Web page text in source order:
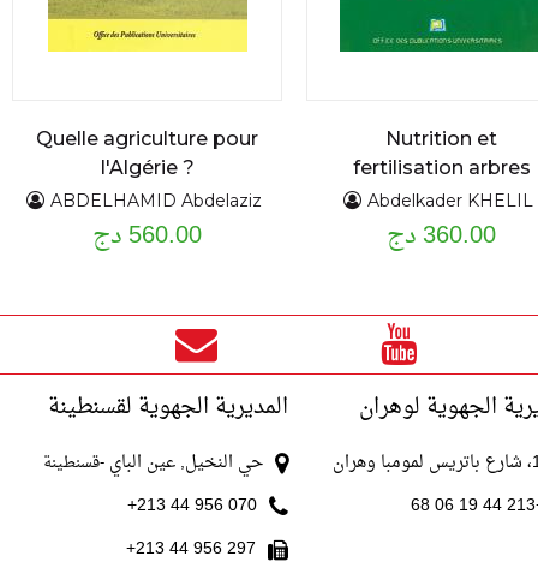
Nutrition et
fertilisation arbres
fruitiers et vigne
Abdelkader KHELIL
360.00 دج
Quelle agriculture pour
l'Algérie ?
ABDELHAMID Abdelaziz
560.00 دج
الجهوية لوهران المديرية الجهوية لقسنطينة
حي النخيل, عين الباي -قسنطينة
070 956 44 213+
297 956 44 213+